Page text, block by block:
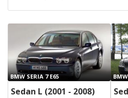
BMW SERIA 7 E65
Sedan L (2001 - 2008)